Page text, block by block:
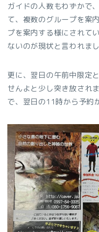
ガイドの人数もわずかで
て、複数のグループを案
プを案内する様にされて
ないのが現状と言われまし
更に、翌日の午前中限定
せんよと少し突き放され
で、翌日の11時から予約